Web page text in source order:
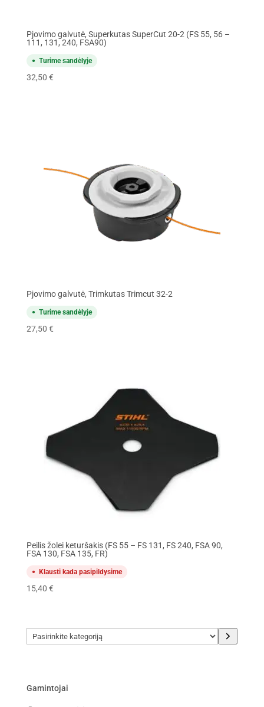
Pjovimo galvutė, Superkutas SuperCut 20-2 (FS 55, 56 –
111, 131, 240, FSA90)
Turime sandėlyje
32,50 €
Pjovimo galvutė, Trimkutas Trimcut 32-2
Turime sandėlyje
27,50 €
Peilis žolei keturšakis (FS 55 – FS 131, FS 240, FSA 90,
FSA 130, FSA 135, FR)
Klausti kada pasipildysime
15,40 €
Pasirinkite
kategoriją
Gamintojai